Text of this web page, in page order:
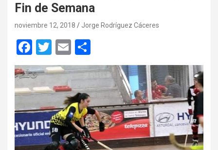
Fin de Semana
noviembre 12, 2018 Jorge Rodríguez Cáceres
F
a
ce
b
o
o
k
T
wi
tt
er
E
m
ail
o
m
p
ar
tir